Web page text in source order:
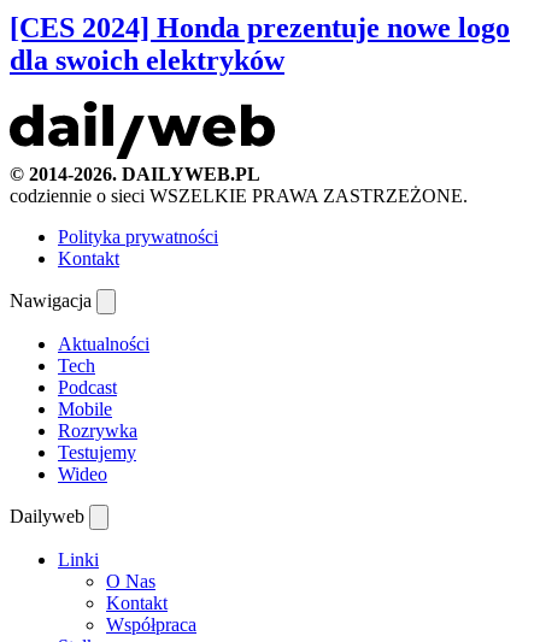
[CES 2024] Honda prezentuje nowe logo
dla swoich elektryków
© 2014-2026. DAILYWEB.PL
codziennie o sieci WSZELKIE PRAWA ZASTRZEŻONE.
Polityka prywatności
Kontakt
Nawigacja
Aktualności
Tech
Podcast
Mobile
Rozrywka
Testujemy
Wideo
Dailyweb
Linki
O Nas
Kontakt
Współpraca